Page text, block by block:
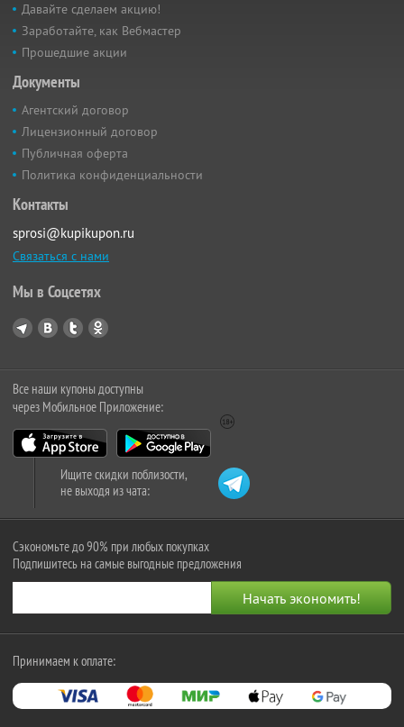
Давайте сделаем акцию!
Заработайте, как Вебмастер
Прошедшие акции
Документы
Агентский договор
Лицензионный договор
Публичная оферта
Политика конфиденциальности
Контакты
sprosi@kupikupon.ru
Связаться с нами
Мы в Соцсетях
Все наши купоны доступны
через Мобильное Приложение:
Ищите скидки поблизости,
не выходя из чата:
Сэкономьте до 90% при любых покупках
Подпишитесь на самые выгодные предложения
Принимаем к оплате: